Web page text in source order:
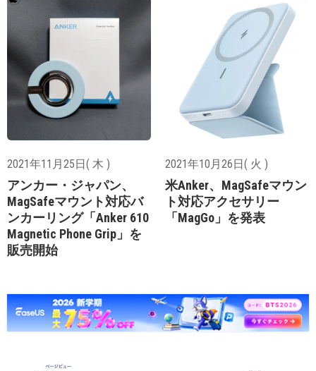
2021年11月25日( 木 )
アンカー・ジャパン、
MagSafeマウント対応バ
ンカーリング「Anker 610
Magnetic Phone Grip」を
販売開始
2021年10月26日( 火 )
米Anker、MagSafeマウン
ト対応アクセサリー
「MagGo」を発表